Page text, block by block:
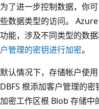
为了进一步控制数据，你
些数据类型的访问。
功能，涉及不同类型的数
户管理的密钥进行加密。
默认情况下，存储帐户使
DBFS 根添加客户管理的
加密工作区根 Blob 存储中